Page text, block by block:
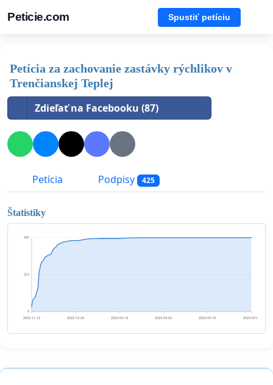
Peticie.com Spustiť petíciu
Petícia za zachovanie zastávky rýchlikov v
Trenčianskej Teplej
Zdieľať na Facebooku (87)
Petícia Podpisy 425
Štatistiky
0
213
425
2022-11-12 2022-12-29 2023-02-14 2023-04-02 2023-05-19 2023-07-05